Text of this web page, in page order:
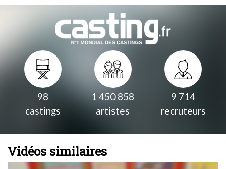
98
castings
1 450 858
artistes
9 714
recruteurs
Vidéos similaires